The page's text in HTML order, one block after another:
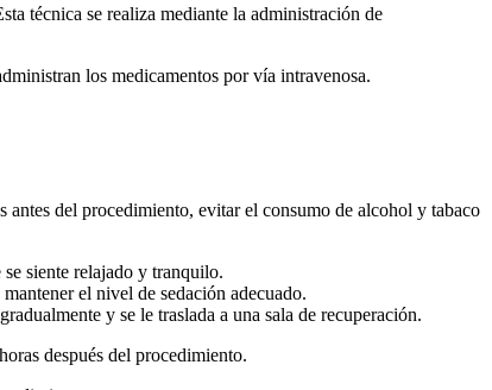
técnica se realiza mediante la administración de
los medicamentos por vía intravenosa.
antes del procedimiento, evitar el consumo de alcohol y tabaco
siente relajado y tranquilo.
el nivel de sedación adecuado.
y se le traslada a una sala de recuperación.
después del procedimiento.